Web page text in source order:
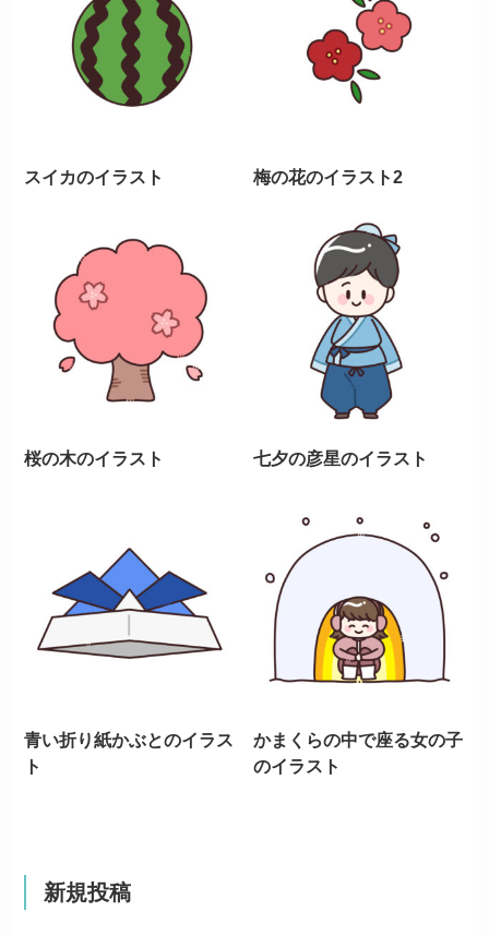
スイカのイラスト 梅の花のイラスト2
桜の木のイラスト 七夕の彦星のイラスト
青い折り紙かぶとのイラス
ト
かまくらの中で座る女の子
のイラスト
新規投稿